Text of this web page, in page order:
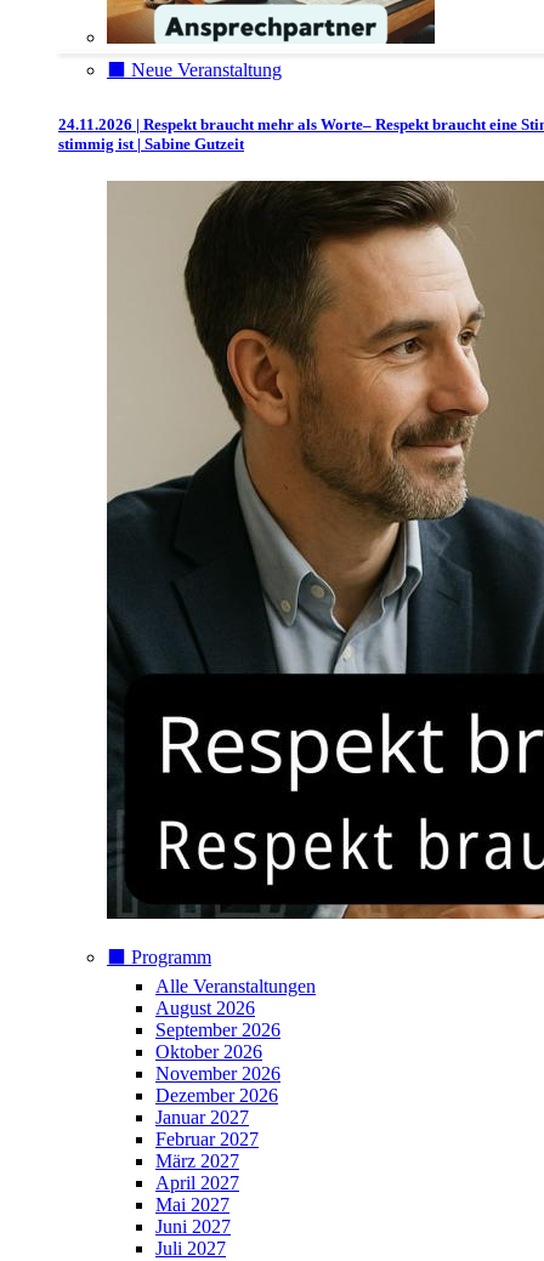
⬛️ Neue Veranstaltung
24.11.2026 | Respekt braucht mehr als Worte– Respekt braucht eine
stimmig ist | Sabine Gutzeit
⬛️ Programm
Alle Veranstaltungen
August 2026
September 2026
Oktober 2026
November 2026
Dezember 2026
Januar 2027
Februar 2027
März 2027
April 2027
Mai 2027
Juni 2027
Juli 2027